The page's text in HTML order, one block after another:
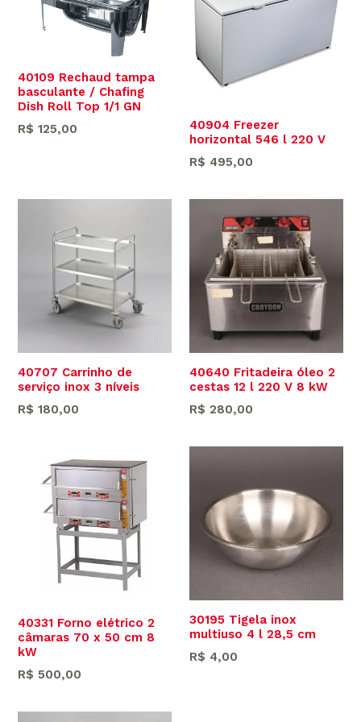
40109 Rechaud tampa
basculante / Chafing
Dish Roll Top 1/1 GN
Preço
R$ 125,00
40904 Freezer
horizontal 546 l 220 V
Preço
R$ 495,00
40707 Carrinho de
serviço inox 3 níveis
Preço
R$ 180,00
40640 Fritadeira óleo 2
cestas 12 l 220 V 8 kW
Preço
R$ 280,00
40331 Forno elétrico 2
câmaras 70 x 50 cm 8
kW
Preço
R$ 500,00
30195 Tigela inox
multiuso 4 l 28,5 cm
Preço
R$ 4,00